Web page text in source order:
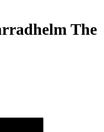
The